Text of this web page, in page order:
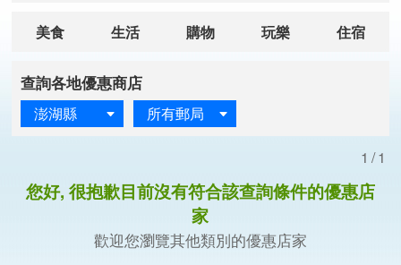
美食 生活 購物 玩樂 住宿
查詢各地優惠商店
澎湖縣 所有郵局
1/1
您好, 很抱歉目前沒有符合該查詢條件的優惠店
家
歡迎您瀏覽其他類別的優惠店家